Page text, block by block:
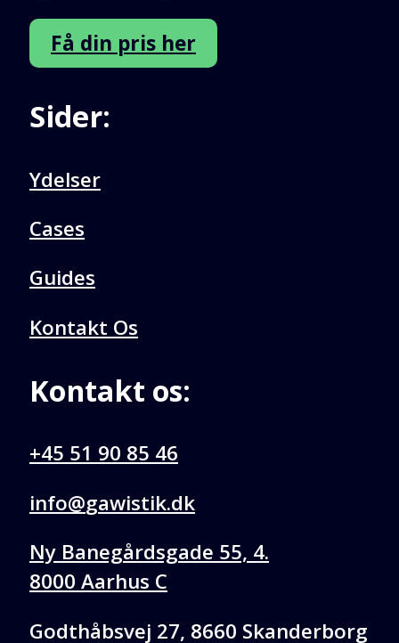
Få din pris her
Sider:
Ydelser
Cases
Guides
Kontakt Os
Kontakt os:
+45 51 90 85 46
kd.kitsiwag
@ofni
Ny Banegårdsgade 55, 4.
8000 Aarhus C
Godthåbsvej 27, 8660 Skanderborg